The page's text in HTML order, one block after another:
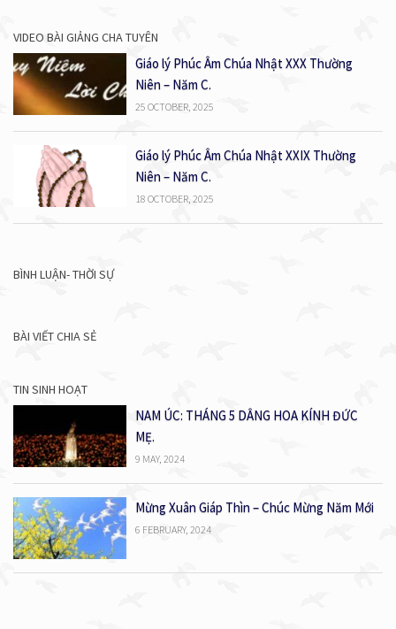
VIDEO BÀI GIẢNG CHA TUYÊN
Giáo lý Phúc Âm Chúa Nhật XXX Thường
Niên – Năm C.
25 OCTOBER, 2025
Giáo lý Phúc Âm Chúa Nhật XXIX Thường
Niên – Năm C.
18 OCTOBER, 2025
BÌNH LUẬN- THỜI SỰ
BÀI VIẾT CHIA SẺ
TIN SINH HOẠT
NAM ÚC: THÁNG 5 DÂNG HOA KÍNH ĐỨC
MẸ.
9 MAY, 2024
Mừng Xuân Giáp Thìn – Chúc Mừng Năm Mới
6 FEBRUARY, 2024